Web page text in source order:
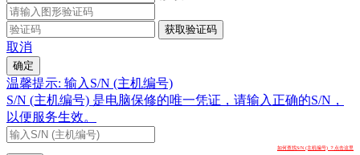
获取验证码
取消
确定
温馨提示: 输入S/N (主机编号)
S/N (主机编号) 是电脑保修的唯一凭证，请输入正确的S/N，
以便服务生效。
如何查找S/N (主机编号) ？点击这里